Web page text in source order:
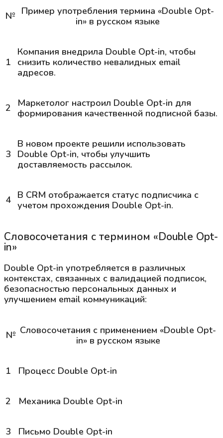
№ Пример употребления термина «Double Opt-
in» в русском языке
1
Компания внедрила Double Opt-in, чтобы
снизить количество невалидных email
адресов.
2 Маркетолог настроил Double Opt-in для
формирования качественной подписной базы.
3
В новом проекте решили использовать
Double Opt-in, чтобы улучшить
доставляемость рассылок.
4 В CRM отображается статус подписчика с
учетом прохождения Double Opt-in.
Словосочетания с термином «Double Opt-
in»
Double Opt-in употребляется в различных
контекстах, связанных с валидацией подписок,
безопасностью персональных данных и
улучшением email коммуникаций:
№ Словосочетания с применением «Double Opt-
in» в русском языке
1 Процесс Double Opt-in
2 Механика Double Opt-in
3 Письмо Double Opt-in